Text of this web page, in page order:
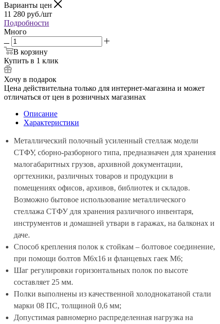
Варианты цен
11 280 руб./шт
Подробности
Много
В корзину
Купить в 1 клик
Хочу в подарок
Цена действительна только для интернет-магазина и может
отличаться от цен в розничных магазинах
Описание
Характеристики
Металлический полочный усиленный стеллаж модели
СТФУ, сборно-разборного типа, предназначен для хранения
малогабаритных грузов, архивной документации,
оргтехники, различных товаров и продукции в
помещениях офисов, архивов, библиотек и складов.
Возможно бытовое использование металлического
стеллажа СТФУ для хранения различного инвентаря,
инструментов и домашней утвари в гаражах, на балконах и
даче.
Способ крепления полок к стойкам – болтовое соединение,
при помощи болтов М6х16 и фланцевых гаек М6;
Шаг регулировки горизонтальных полок по высоте
составляет 25 мм.
Полки выполнены из качественной холоднокатаной стали
марки 08 ПС, толщиной 0,6 мм;
Допустимая равномерно распределенная нагрузка на